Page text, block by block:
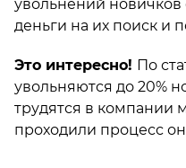
увольнений новичков
деньги на их поиск и
Это интересно! По
увольняются до 20%
трудятся в компании
проходили процесс